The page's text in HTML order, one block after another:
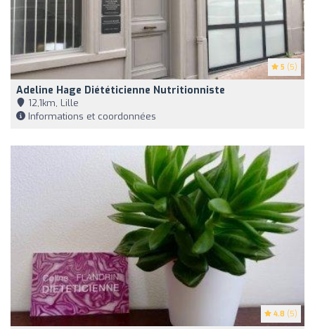
5 (5)
Adeline Hage Diététicienne Nutritionniste
12,1km, Lille
Informations et coordonnées
4.8 (5)